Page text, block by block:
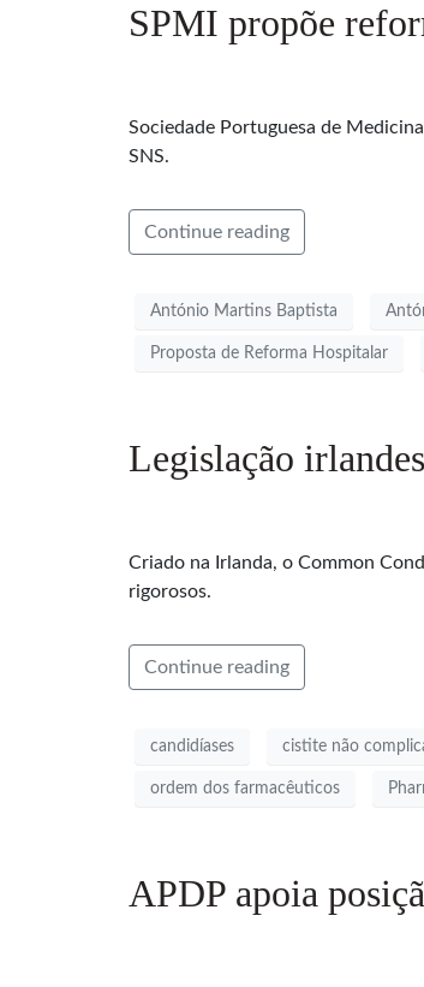
SPMI propõe
Sociedade Portuguesa de
SNS.
Continue reading
António Martins Baptista
Proposta de Reforma Hospitalar
Legislação
Criado na Irlanda, o Common
rigorosos.
Continue reading
candidíases cistite não
ordem dos farmacêuticos
APDP apoia